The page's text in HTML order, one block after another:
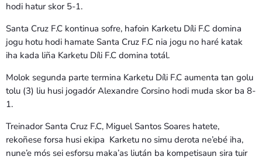
hodi hatur skor 5-1.
Santa Cruz F.C kontinua sofre, hafoin Karketu Díli F.C domina
jogu hotu hodi hamate Santa Cruz F.C nia jogu no haré katak
iha kada liña Karketu Díli F.C domina totál.
Molok segunda parte termina Karketu Díli F.C aumenta tan golu
tolu (3) liu husi jogadór Alexandre Corsino hodi muda skor ba 8-
1.
Treinador Santa Cruz F.C, Miguel Santos Soares hatete,
rekoñese forsa husi ekipa Karketu no simu derota ne’ebé iha,
nune’e mós sei esforsu maka’as liután ba kompetisaun sira tuir